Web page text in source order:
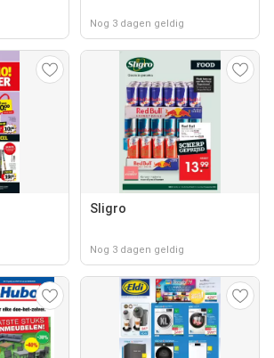
Nog 3 dagen geldig
Sligro
Nog 3 dagen geldig